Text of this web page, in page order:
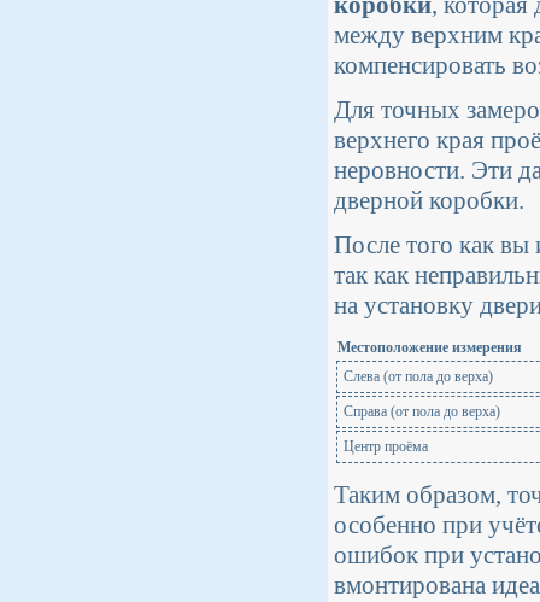
между верхним
компенсировать
Для точных
верхнего края
неровности. Эти
дверной коробки.
После того как вы
так как
на установку
Местоположение измерения
Слева (от пола до верха)
Справа (от пола до верха)
Центр проёма
Таким образом,
особенно при
ошибок при
вмонтирована